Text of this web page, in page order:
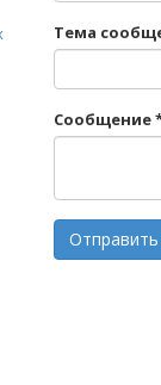
Тема
Сообщение
Отправить